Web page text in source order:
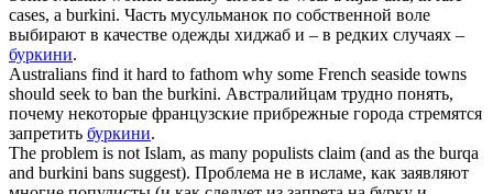
cases, a burkini. Часть мусульманок по собственной воле
выбирают в качестве одежды хиджаб и – в редких случаях –
буркини.
Australians find it hard to fathom why some French seaside towns
should seek to ban the burkini. Австралийцам трудно понять,
почему некоторые французские прибрежные города стремятся
запретить буркини.
The problem is not Islam, as many populists claim (and as the burqa
and burkini bans suggest). Проблема не в исламе, как заявляют